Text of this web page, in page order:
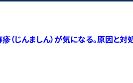
（じんましん）が気になる。原因と対